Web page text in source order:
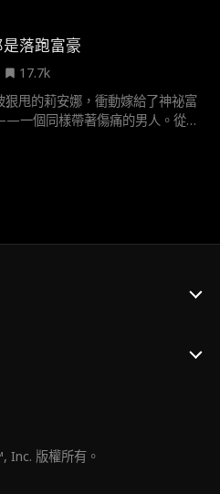
取得王室肖像授權 最終菲利普坦
讓父母接受安娜 兩人在加州幸福
落跑富豪
17.7k
狠甩的莉安娜，衝動嫁給了神祕富
一個同樣帶著傷痛的男人。從冰
版權所有。